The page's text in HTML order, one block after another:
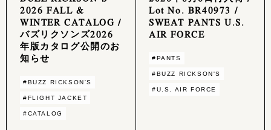
2026 FALL &
WINTER CATALOG /
バズリクソンズ2026
年版カタログ公開のお
知らせ
#BUZZ RICKSON'S
#FLIGHT JACKET
#CATALOG
Lot No. BR40973 /
SWEAT PANTS U.S.
AIR FORCE
#PANTS
#BUZZ RICKSON'S
#U.S. AIR FORCE